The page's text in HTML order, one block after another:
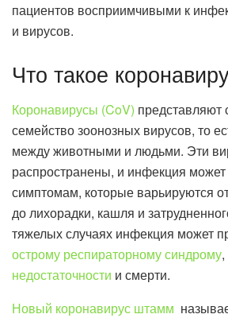
пациентов восприимчивыми к
и вирусов.
Что такое
Коронавирусы (CoV)
семейство зоонозных вирусов, то
между животными и людьми. Эти
распространены, и инфекция может
симптомам, которые варьируются
до лихорадки, кашля и
тяжелых случаях инфекция может
острому респираторному синдрому,
недостаточности и смерти.
Новый коронавирус штамм